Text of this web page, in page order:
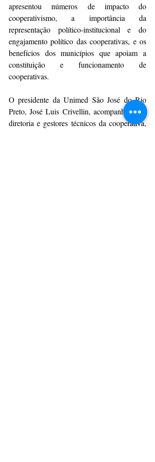
apresentou números de impacto do
cooperativismo, a importância da
representação político-institucional e do
engajamento político das cooperativas, e os
benefícios dos municípios que apoiam a
constituição e funcionamento de
cooperativas.
O presidente da Unimed São José do Rio
Preto, José Luis Crivellin, acompanhado da
diretoria e gestores técnicos da cooperativa,